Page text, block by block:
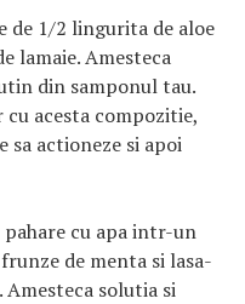
de 1/2 lingurita de aloe
lamaie. Amesteca
din samponul tau.
acesta compozitie,
sa actioneze si apoi
pahare cu apa intr-un
de menta si lasa-
solutia si